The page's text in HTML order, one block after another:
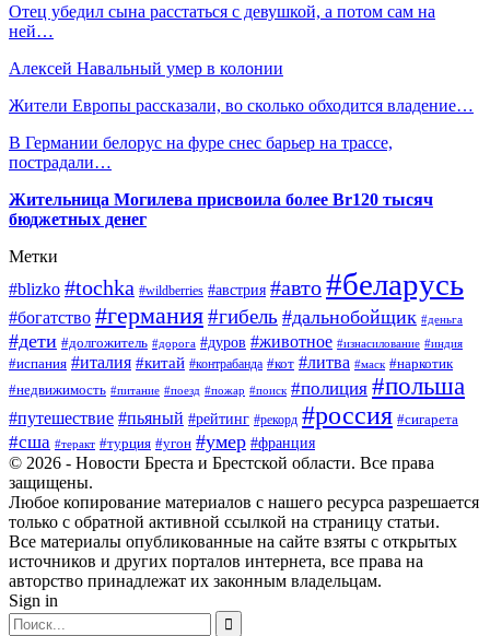
Отец убедил сына расстаться с девушкой, а потом сам на
ней…
Алексей Навальный умер в колонии
Жители Европы рассказали, во сколько обходится владение…
В Германии белорус на фуре снес барьер на трассе,
пострадали…
Жительница Могилева присвоила более Br120 тысяч
бюджетных денег
Метки
#blizko #tochka #wildberries #австрия #авто#беларусь
#богатство #германия#гибель #дальнобойщик #деньга
#дети #долгожитель #дорога #дуров #животное #изнасилование #индия
#испания #италия #китай #контрабанда #кот #литва #маск #наркотик
#недвижимость #питание #поезд #пожар #поиск #полиция #польша
#путешествие #пьяный #рейтинг #рекорд #россия #сигарета
#сша #теракт #турция #угон #умер #франция
© 2026 - Новости Бреста и Брестской области. Все права
защищены.
Любое копирование материалов с нашего ресурса разрешается
только с обратной активной ссылкой на страницу статьи.
Все материалы опубликованные на сайте взяты с открытых
источников и других порталов интернета, все права на
авторство принадлежат их законным владельцам.
Sign in